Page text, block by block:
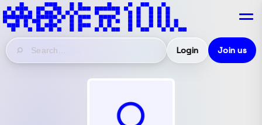
Login Join us